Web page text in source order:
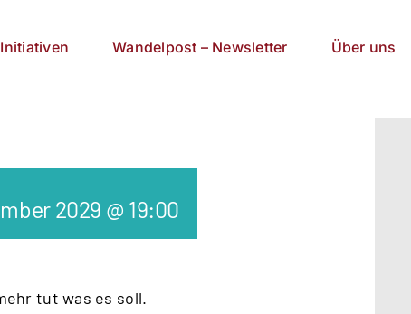
Initiativen Wandelpost – Newsletter Über uns
2029 @ 19:00
tut was es soll.